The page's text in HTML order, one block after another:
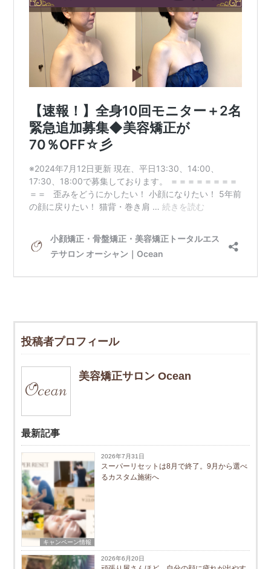
投稿者プロフィール
美容矯正サロン Ocean
最新記事
キャンペーン情報
2026年7月31日
スーパーリセットは8月で終了。9月から選べ
るカスタム施術へ
2026年6月20日